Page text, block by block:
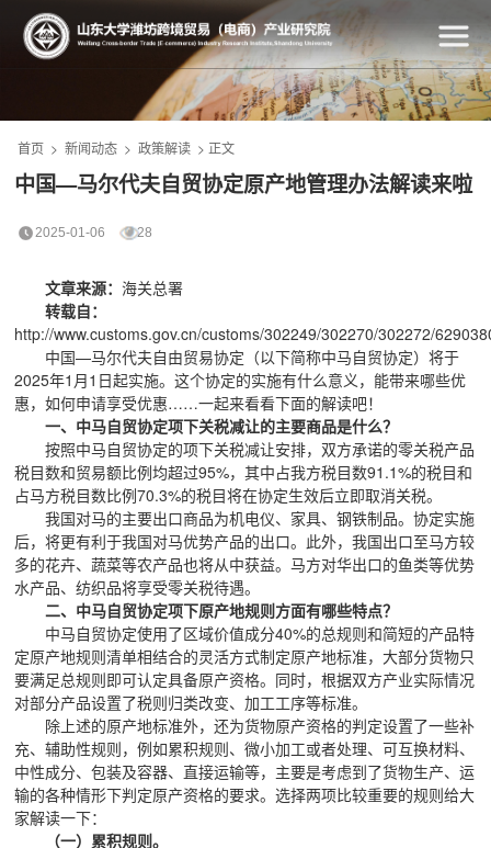
首页 > 新闻动态 > 政策解读 > 正文
中国—马尔代夫自贸协定原产地管理办法解读来啦
2025-01-06 28
文章来源： 海关总署
转载自：
http://www.customs.gov.cn/customs/302249/302270/302272/
中国—马尔代夫自由贸易协定（以下简称中马自贸协定）将于
2025年1月1日起实施。这个协定的实施有什么意义，能带来哪些优
惠，如何申请享受优惠……一起来看看下面的解读吧！
一、中马自贸协定项下关税减让的主要商品是什么？
按照中马自贸协定的项下关税减让安排，双方承诺的零关税产品
税目数和贸易额比例均超过95%，其中占我方税目数91.1%的税目和
占马方税目数比例70.3%的税目将在协定生效后立即取消关税。
我国对马的主要出口商品为机电仪、家具、钢铁制品。协定实施
后，将更有利于我国对马优势产品的出口。此外，我国出口至马方较
多的花卉、蔬菜等农产品也将从中获益。马方对华出口的鱼类等优势
水产品、纺织品将享受零关税待遇。
二、中马自贸协定项下原产地规则方面有哪些特点？
中马自贸协定使用了区域价值成分40%的总规则和简短的产品特
定原产地规则清单相结合的灵活方式制定原产地标准，大部分货物只
要满足总规则即可认定具备原产资格。同时，根据双方产业实际情况
对部分产品设置了税则归类改变、加工工序等标准。
除上述的原产地标准外，还为货物原产资格的判定设置了一些补
充、辅助性规则，例如累积规则、微小加工或者处理、可互换材料、
中性成分、包装及容器、直接运输等，主要是考虑到了货物生产、运
输的各种情形下判定原产资格的要求。选择两项比较重要的规则给大
家解读一下：
（一）累积规则。